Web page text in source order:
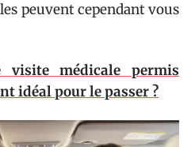
peuvent cependant vous
visite médicale permis
idéal pour le passer ?